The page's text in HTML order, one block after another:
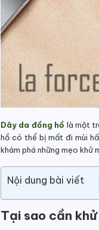
Dây da đồng hồ là một
hồ có thể bị mất đi mùi
khám phá những mẹo khử
Nội dung bài viết
Tại sao cần